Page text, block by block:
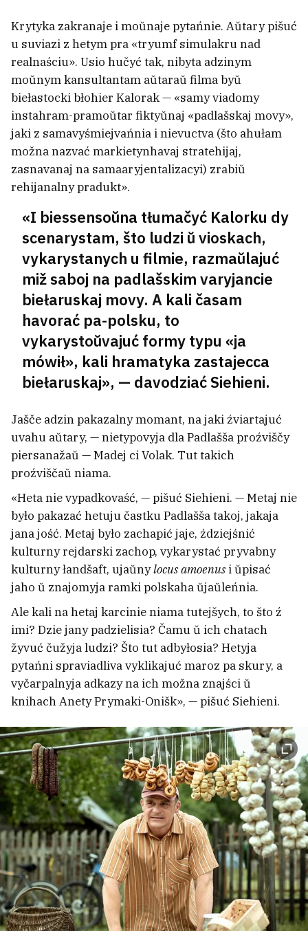
Krytyka zakranaje i moŭnaje pytańnie. Aŭtary pišuć
u suviazi z hetym pra «tryumf simulakru nad
realnaściu». Usio hučyć tak, nibyta adzinym
moŭnym kansultantam aŭtaraŭ filma byŭ
biełastocki błohier Kalorak — «samy viadomy
instahram-pramoŭtar fiktyŭnaj «padlašskaj movy»,
jaki z samavyśmiejvańnia i nievuctva (što ahułam
možna nazvać markietynhavaj stratehijaj,
zasnavanaj na samaaryjentalizacyi) zrabiŭ
rehijanalny pradukt».
«I biessensoŭna tłumačyć Kalorku dy
scenarystam, što ludzi ŭ vioskach,
vykarystanych u filmie, razmaŭlajuć
miž saboj na padlašskim varyjancie
biełaruskaj movy. A kali časam
havorać pa-polsku, to
vykarystoŭvajuć formy typu «ja
mówił», kali hramatyka zastajecca
biełaruskaj», — davodziać Siehieni.
Jašče adzin pakazalny momant, na jaki źviartajuć
uvahu aŭtary, — nietypovyja dla Padlašša proźviščy
piersanažaŭ — Madej ci Volak. Tut takich
proźviščaŭ niama.
«Heta nie vypadkovaść, — pišuć Siehieni. — Metaj nie
było pakazać hetuju častku Padlašša takoj, jakaja
jana jość. Metaj było zachapić jaje, ździejśnić
kulturny rejdarski zachop, vykarystać pryvabny
kulturny łandšaft, ujaŭnylocus amoenusi ŭpisać
jaho ŭ znajomyja ramki polskaha ŭjaŭleńnia.
Ale kali na hetaj karcinie niama tutejšych, to što ź
imi? Dzie jany padzielisia? Čamu ŭ ich chatach
žyvuć čužyja ludzi? Što tut adbyłosia? Hetyja
pytańni spraviadliva vyklikajuć maroz pa skury, a
vyčarpalnyja adkazy na ich možna znajści ŭ
knihach Anety Prymaki-Onišk», — pišuć Siehieni.